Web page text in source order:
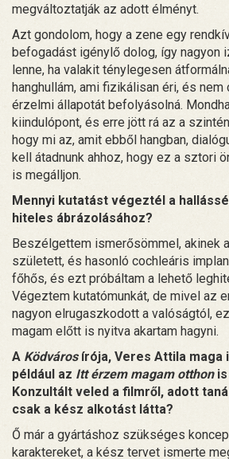
megváltoztatják az adott élményt.
Azt gondolom, hogy a zene egy
befogadást igénylő dolog, így nagyon
lenne, ha valakit ténylegesen
hanghullám, ami fizikálisan éri, és nem
érzelmi állapotát befolyásolná.
kiindulópont, és erre jött rá az a
hogy mi az, amit ebből hangban,
kell átadnunk ahhoz, hogy ez a sztori
is megálljon.
Mennyi kutatást végeztél a
hiteles ábrázolásához?
Beszélgettem ismerősömmel, akinek
született, és hasonló cochleáris
főhős, és ezt próbáltam a lehető
Végeztem kutatómunkát, de mivel az
nagyon elrugaszkodott a valóságtól,
magam előtt is nyitva akartam hagyni.
A Ködvárosírója, Veres Attila maga
például az Itt érzem magam otthonis
Konzultált veled a filmről, adott
csak a kész alkotást látta?
Ő már a gyártáshoz szükséges
karaktereket, a kész tervet ismerte